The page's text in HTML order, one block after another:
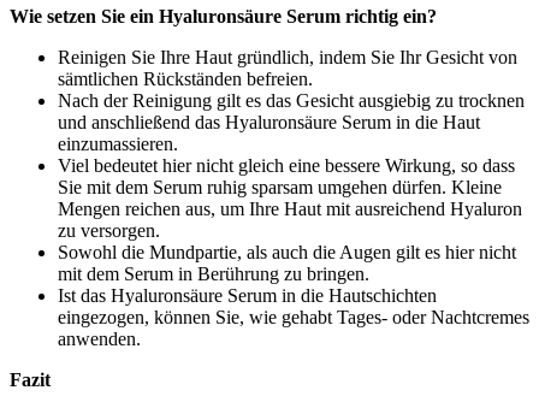
Wie setzen Sie ein Hyaluronsäure Serum richtig ein?
Reinigen Sie Ihre Haut gründlich, indem Sie Ihr Gesicht von
sämtlichen Rückständen befreien.
Nach der Reinigung gilt es das Gesicht ausgiebig zu trocknen
und anschließend das Hyaluronsäure Serum in die Haut
einzumassieren.
Viel bedeutet hier nicht gleich eine bessere Wirkung, so dass
Sie mit dem Serum ruhig sparsam umgehen dürfen. Kleine
Mengen reichen aus, um Ihre Haut mit ausreichend Hyaluron
zu versorgen.
Sowohl die Mundpartie, als auch die Augen gilt es hier nicht
mit dem Serum in Berührung zu bringen.
Ist das Hyaluronsäure Serum in die Hautschichten
eingezogen, können Sie, wie gehabt Tages- oder Nachtcremes
anwenden.
Fazit